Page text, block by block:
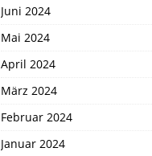
Juni 2024
Mai 2024
April 2024
März 2024
Februar 2024
Januar 2024